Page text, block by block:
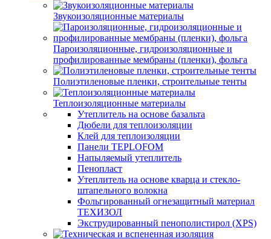
Звукоизоляционные материалы
Пароизоляционные, гидроизоляционные и
профилированные мембраны (пленки), фольга
Полиэтиленовые пленки, строительные тенты
Теплоизоляционные материалы
Утеплитель на основе базальта
Дюбели для теплоизоляции
Клей для теплоизоляции
Панели TEPLOFOM
Напыляемый утеплитель
Пенопласт
Утеплитель на основе кварца и стекло-
штапельного волокна
Фольгированный огнезащитный материал
ТЕХИЗОЛ
Экструдированный пенополистирол (XPS)